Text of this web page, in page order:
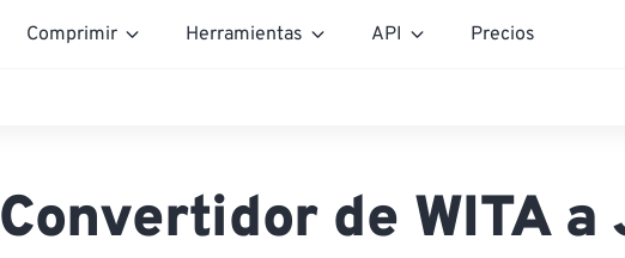
Comprimir Herramientas API Precios
Convertidor de WITA a